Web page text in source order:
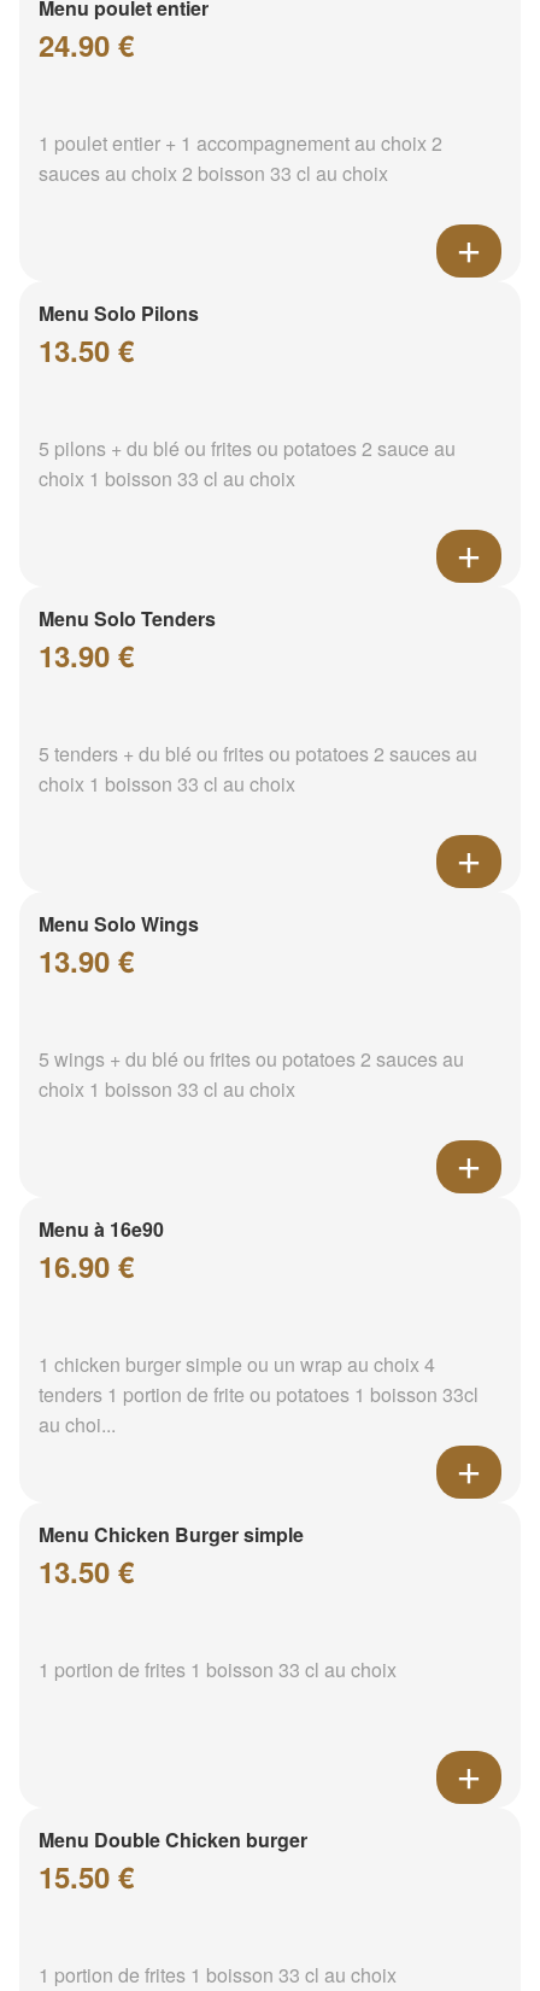
Menu poulet entier
24.90 €
1 poulet entier + 1 accompagnement au choix 2
sauces au choix 2 boisson 33 cl au choix
Menu Solo Pilons
13.50 €
5 pilons + du blé ou frites ou potatoes 2 sauce au
choix 1 boisson 33 cl au choix
Menu Solo Tenders
13.90 €
5 tenders + du blé ou frites ou potatoes 2 sauces au
choix 1 boisson 33 cl au choix
Menu Solo Wings
13.90 €
5 wings + du blé ou frites ou potatoes 2 sauces au
choix 1 boisson 33 cl au choix
Menu à 16e90
16.90 €
1 chicken burger simple ou un wrap au choix 4
tenders 1 portion de frite ou potatoes 1 boisson 33cl
au choi...
Menu Chicken Burger simple
13.50 €
1 portion de frites 1 boisson 33 cl au choix
Menu Double Chicken burger
15.50 €
1 portion de frites 1 boisson 33 cl au choix